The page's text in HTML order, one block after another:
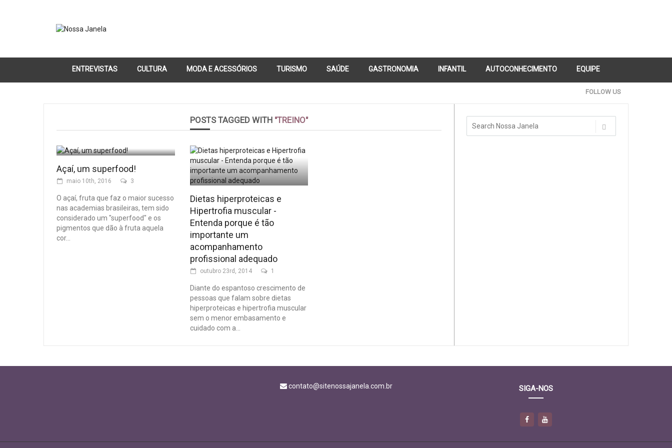
ENTREVISTAS CULTURA MODA E ACESSÓRIOS TURISMO SAÚDE GASTRONOMIA INFANTIL AUTOCONHECIMENTO EQUIPE
FOLLOW US
POSTS TAGGED WITH "TREINO"
Açaí, um superfood!
maio 10th, 2016 3
O açaí, fruta que faz o maior sucesso
nas academias brasileiras, tem sido
considerado um "superfood" e os
pigmentos que dão à fruta aquela
cor...
Dietas hiperproteicas e
Hipertrofia muscular -
Entenda porque é tão
importante um
acompanhamento
profissional adequado
outubro 23rd, 2014 1
Diante do espantoso crescimento de
pessoas que falam sobre dietas
hiperproteicas e hipertrofia muscular
sem o menor embasamento e
cuidado com a...
contato@sitenossajanela.com.br SIGA-NOS